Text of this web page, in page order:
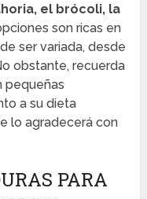
el brócoli, la
son ricas en
ser variada, desde
obstante, recuerda
pequeñas
a su dieta
lo agradecerá con
PARA